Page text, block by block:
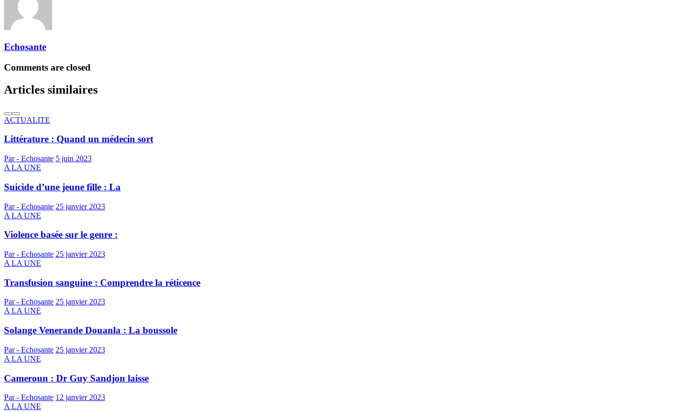
Echosante
Comments are closed
Articles similaires
ACTUALITE
Littérature : Quand un médecin sort
Par - Echosante 5 juin 2023
A LA UNE
Suicide d’une jeune fille : La
Par - Echosante 25 janvier 2023
A LA UNE
Violence basée sur le genre :
Par - Echosante 25 janvier 2023
A LA UNE
Transfusion sanguine : Comprendre la réticence
Par - Echosante 25 janvier 2023
A LA UNE
Solange Venerande Douanla : La boussole
Par - Echosante 25 janvier 2023
A LA UNE
Cameroun : Dr Guy Sandjon laisse
Par - Echosante 12 janvier 2023
A LA UNE